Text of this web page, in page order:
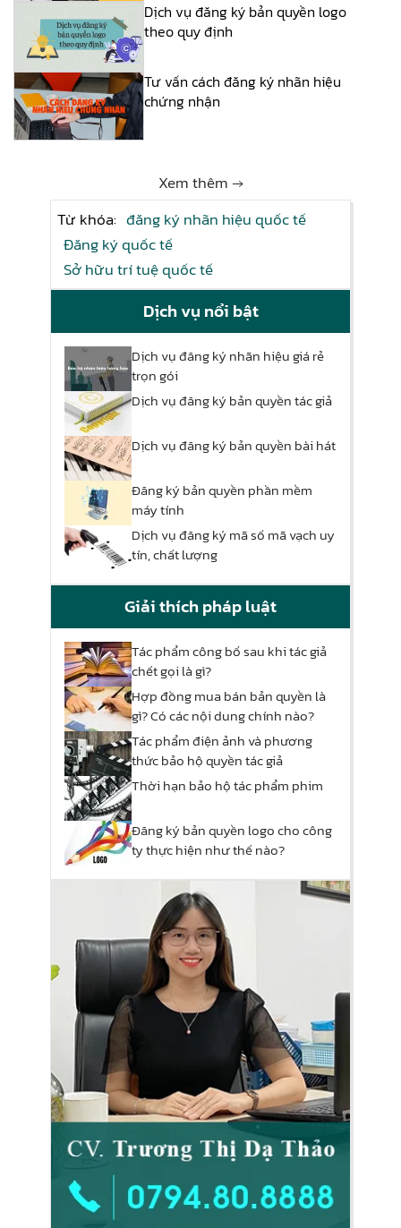
Dịch vụ đăng ký bản quyền logo
theo quy định
Tư vấn cách đăng ký nhãn hiệu
chứng nhận
Xem thêm →
Từ khóa: đăng ký nhãn hiệu quốc tế
Đăng ký quốc tế
Sở hữu trí tuệ quốc tế
Dịch vụ nổi bật
Dịch vụ đăng ký nhãn hiệu giá rẻ
trọn gói
Dịch vụ đăng ký bản quyền tác giả
Dịch vụ đăng ký bản quyền bài hát
Đăng ký bản quyền phần mềm
máy tính
Dịch vụ đăng ký mã số mã vạch uy
tín, chất lượng
Giải thích pháp luật
Tác phẩm công bố sau khi tác giả
chết gọi là gì?
Hợp đồng mua bán bản quyền là
gì? Có các nội dung chính nào?
Tác phẩm điện ảnh và phương
thức bảo hộ quyền tác giả
Thời hạn bảo hộ tác phẩm phim
Đăng ký bản quyền logo cho công
ty thực hiện như thế nào?